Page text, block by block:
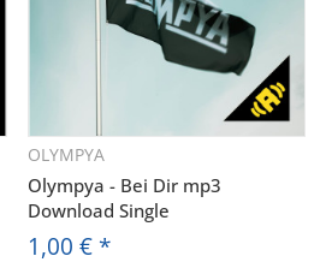
OLYMPYA
Olympya - Bei Dir mp3
Download Single
1,00 € *